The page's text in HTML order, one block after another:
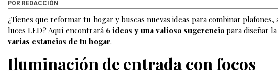
POR REDACCIÓN
¿Tienes que reformar tu hogar y buscas nuevas ideas para combinar
luces LED? Aquí encontrará 6 ideas y una valiosa sugerencia para diseñar la
varias estancias de tu hogar.
Iluminación de entrada con focos